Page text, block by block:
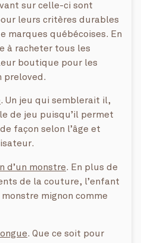
sur celle-ci sont
leurs critères durables
marques québécoises. En
à racheter tous les
boutique pour les
preloved.
. Un jeu qui semblerait il,
de jeu puisqu’il permet
façon selon l’âge et
d’un monstre. En plus de
de la couture, l’enfant
mignon comme
. Que ce soit pour